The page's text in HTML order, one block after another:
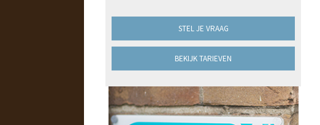
STEL JE VRAAG
BEKIJK TARIEVEN